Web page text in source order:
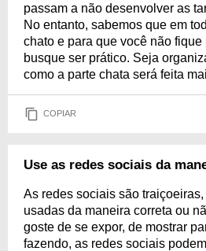
passam a não desenvolver as
No entanto, sabemos que em
chato e para que você não fique
busque ser prático. Seja
como a parte chata será feita
COPIAR
Use as redes sociais da
As redes sociais são
usadas da maneira correta ou
goste de se expor, de mostrar
fazendo, as redes sociais